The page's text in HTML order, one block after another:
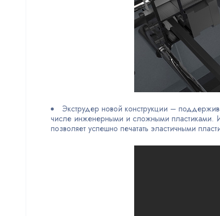
Экструдер новой конструкции –
числе инженерными и сложными пластиками.
позволяет успешно печатать эластичными